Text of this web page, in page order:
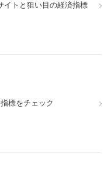
イトと狙い目の経済指標
標をチェック